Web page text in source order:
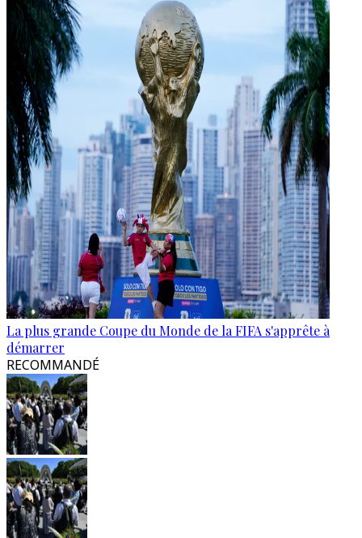
La plus grande Coupe du Monde de la FIFA s'apprête à
démarrer
RECOMMANDÉ